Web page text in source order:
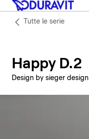
Tutte le serie
Happy D.2
Design by sieger design